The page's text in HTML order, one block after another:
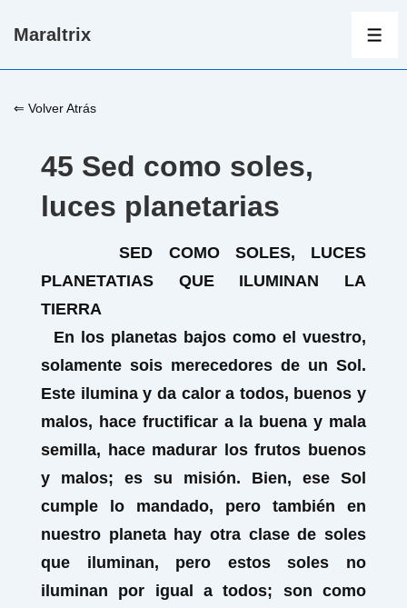
Saltar
principal
Maraltrix
⇐ Volver Atrás
45 Sed como soles,
luces planetarias
SED COMO SOLES, LUCES
PLANETATIAS QUE ILUMINAN LA
TIERRA
En los planetas bajos como el vuestro,
solamente sois merecedores de un Sol.
Este ilumina y da calor a todos, buenos y
malos, hace fructificar a la buena y mala
semilla, hace madurar los frutos buenos
y malos; es su misión. Bien, ese Sol
cumple lo mandado, pero también en
nuestro planeta hay otra clase de soles
que iluminan, pero estos soles no
iluminan por igual a todos; son como